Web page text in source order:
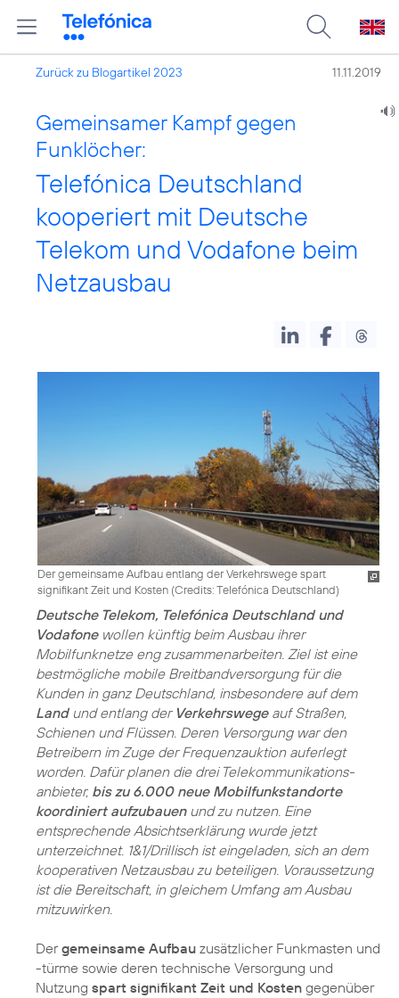
Zurück zu Blogartikel 2023 11.11.2019
Gemeinsamer Kampf gegen
Funklöcher:
Telefónica Deutschland
kooperiert mit Deutsche
Telekom und Vodafone beim
Netzausbau
Der gemeinsame Aufbau entlang der Verkehrswege spart
signifikant Zeit und Kosten (Credits: Telefónica Deutschland)
Deutsche Telekom, Telefónica Deutschland und
Vodafonewollen künftig beim Ausbau ihrer
Mobilfunknetze eng zusammenarbeiten. Ziel ist eine
bestmögliche mobile Breitbandversorgung für die
Kunden in ganz Deutschland, insbesondere auf dem
Landund entlang der Verkehrswegeauf Straßen,
Schienen und Flüssen. Deren Versorgung war den
Betreibern im Zuge der Frequenzauktion auferlegt
worden. Dafür planen die drei Telekommunikations­
anbieter, bis zu 6.000 neue Mobilfunkstandorte
koordiniert aufzubauenund zu nutzen. Eine
entsprechende Absichtserklärung wurde jetzt
unterzeichnet. 1&1/Drillisch ist eingeladen, sich an dem
kooperativen Netzausbau zu beteiligen. Voraussetzung
ist die Bereitschaft, in gleichem Umfang am Ausbau
mitzuwirken.
Dergemeinsame Aufbau zusätzlicher Funkmasten und
-türme sowie deren technische Versorgung und
Nutzung spart signifikant Zeit und Kosten gegenüber